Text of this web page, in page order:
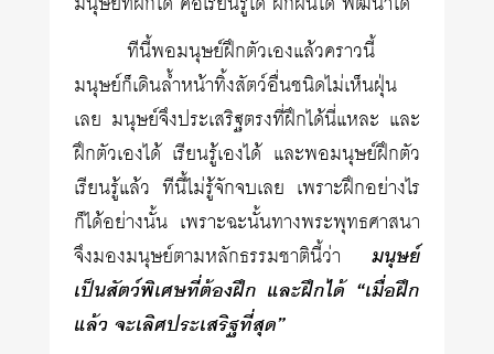
ทีนี้พอมนุษย์ฝึกตัวเองแล้วคราวนี้
มนุษย์ก็เดินล้ำหน้าทิ้งสัตว์อื่นชนิดไม่เห็นฝุ่น
เลย มนุษย์จึงประเสริฐตรงที่ฝึกได้นี่แหละ และ
ฝึกตัวเองได้ เรียนรู้เองได้ และพอมนุษย์ฝึกตัว
เรียนรู้แล้ว ทีนี้ไม่รู้จักจบเลย เพราะฝึกอย่างไร
ก็ได้อย่างนั้น เพราะฉะนั้นทางพระพุทธศาสนา
จึงมองมนุษย์ตามหลักธรรมชาตินี้ว่า มนุษย์
เป็นสัตว์พิเศษที่ต้องฝึก และฝึกได้ “เมื่อฝึก
แล้ว จะเลิศประเสริฐที่สุด”